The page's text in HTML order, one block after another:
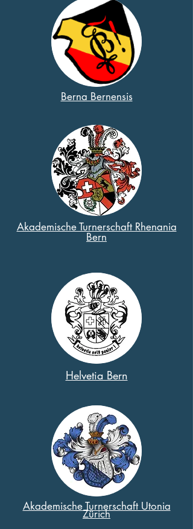
Berna Bernensis
Akademische Turnerschaft Rhenania
Bern
Helvetia Bern
Akademische Turnerschaft Utonia
Zürich